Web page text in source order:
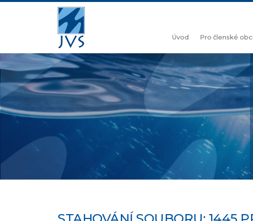
Úvod Pro členské